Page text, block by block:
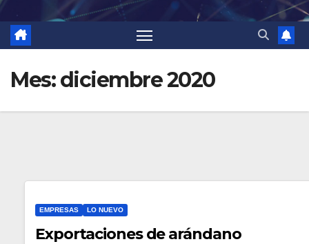
Mes:diciembre 2020
EMPRESAS LO NUEVO
Exportaciones de arándano